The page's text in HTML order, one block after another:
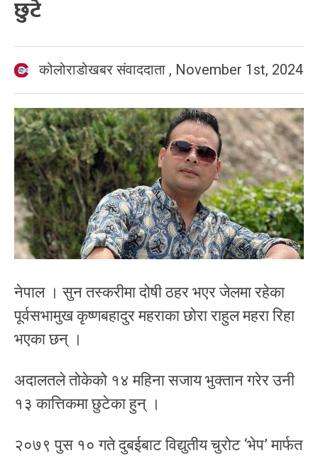
छुटे
कोलोराडोखबर संवाददाता , November 1st, 2024
नेपाल । सुन तस्करीमा दोषी ठहर भएर जेलमा रहेका
पूर्वसभामुख कृष्णबहादुर महराका छोरा राहुल महरा रिहा
भएका छन् ।
अदालतले तोकेको १४ महिना सजाय भुक्तान गरेर उनी
१३ कात्तिकमा छुटेका हुन् ।
२०७९ पुस १० गते दुबईबाट विद्युतीय चुरोट ‘भेप’ मार्फत